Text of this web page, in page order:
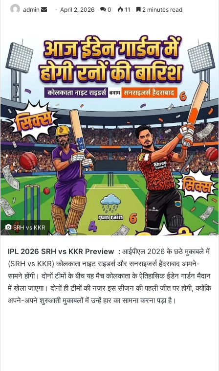
admin
SendApril 2, 2026 0 11 2 minutes read
SRH vs KKR
IPL 2026 SRH vs KKR Preview : आईपीएल 2026 के छठे मुकाबले में
(SRH vs KKR) कोलकाता नाइट राइडर्स और सनराइजर्स हैदराबाद आमने-
सामने होंगी। दोनों टीमों के बीच यह मैच कोलकाता के ऐतिहासिक ईडेन गार्डन मैदान
में खेला जाएगा। दोनों ही टीमों की नजर इस सीजन की पहली जीत पर होगी, क्योंकि
अपने-अपने शुरुआती मुकाबलों में उन्हें हार का सामना करना पड़ा है।